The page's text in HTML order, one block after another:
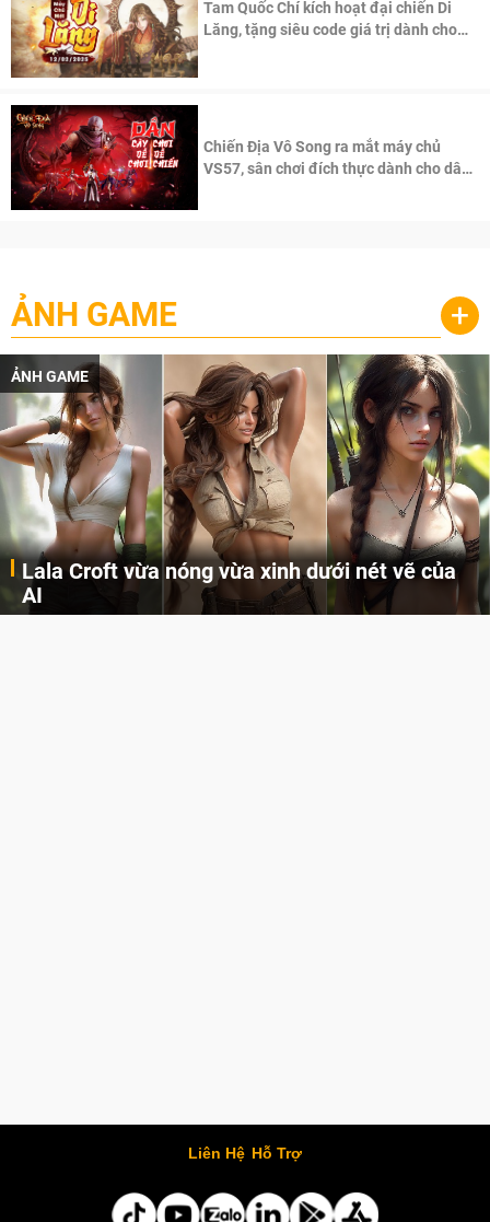
Tam Quốc Chí kích hoạt đại chiến Di
Lăng, tặng siêu code giá trị dành cho
Chiến Địa Vô Song ra mắt máy chủ
VS57, sân chơi đích thực dành cho dân
ẢNH GAME +
ẢNH GAME
Lala Croft vừa nóng vừa xinh dưới nét vẽ của
AI
Liên Hệ Hỗ Trợ